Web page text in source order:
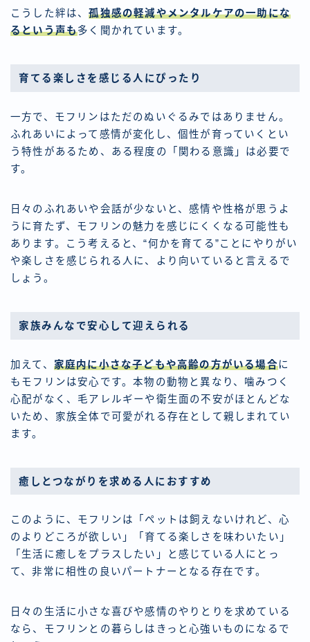
こうした絆は、孤独感の軽減やメンタルケアの一助にな
るという声も多く聞かれています。
育てる楽しさを感じる人にぴったり
一方で、モフリンはただのぬいぐるみではありません。
ふれあいによって感情が変化し、個性が育っていくとい
う特性があるため、ある程度の「関わる意識」は必要で
す。
日々のふれあいや会話が少ないと、感情や性格が思うよ
うに育たず、モフリンの魅力を感じにくくなる可能性も
あります。こう考えると、“何かを育てる”ことにやりがい
や楽しさを感じられる人に、より向いていると言えるで
しょう。
家族みんなで安心して迎えられる
加えて、 家庭内に小さな子どもや高齢の方がいる場合に
もモフリンは安心です。本物の動物と異なり、噛みつく
心配がなく、毛アレルギーや衛生面の不安がほとんどな
いため、家族全体で可愛がれる存在として親しまれてい
ます。
癒しとつながりを求める人におすすめ
このように、モフリンは「ペットは飼えないけれど、心
のよりどころが欲しい」「育てる楽しさを味わいたい」
「生活に癒しをプラスしたい」と感じている人にとっ
て、非常に相性の良いパートナーとなる存在です。
日々の生活に小さな喜びや感情のやりとりを求めている
なら、モフリンとの暮らしはきっと心強いものになるで